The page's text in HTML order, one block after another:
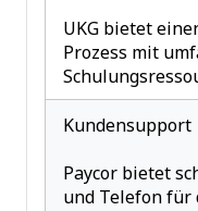
UKG bietet
Prozess mit
Kundensupport
Paycor bietet
und Telefon für